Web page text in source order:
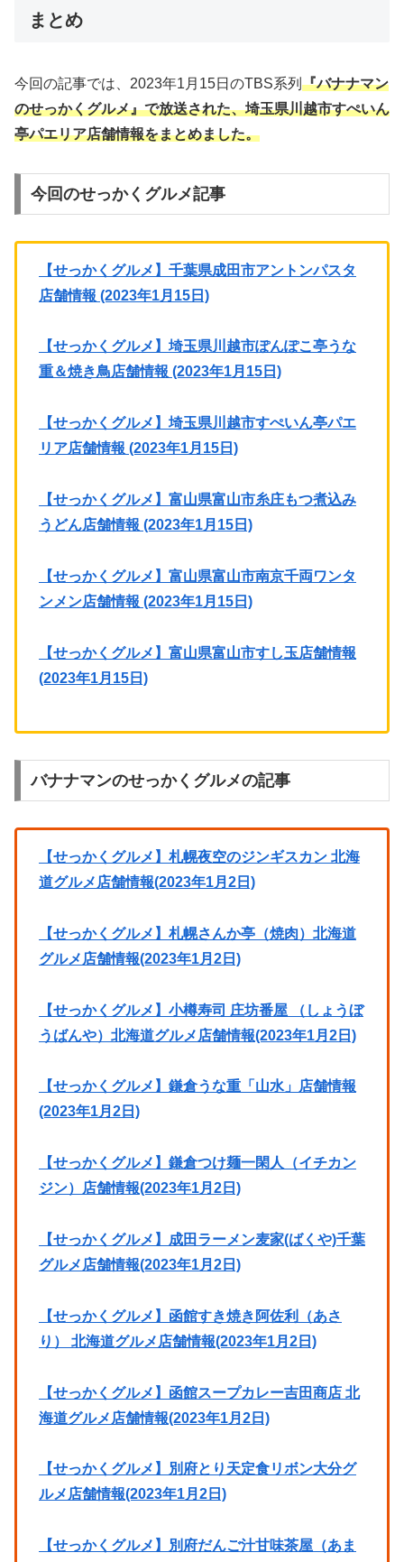
まとめ
今回の記事では、2023年1月15日のTBS系列 『バナナマン
のせっかくグルメ』で放送された、埼玉県川越市すぺいん
亭パエリア店舗情報をまとめました。
今回のせっかくグルメ記事
【せっかくグルメ】千葉県成田市アントンパスタ
店舗情報 (2023年1月15日)
【せっかくグルメ】埼玉県川越市ぽんぽこ亭うな
重＆焼き鳥店舗情報 (2023年1月15日)
【せっかくグルメ】埼玉県川越市すぺいん亭パエ
リア店舗情報 (2023年1月15日)
【せっかくグルメ】富山県富山市糸庄もつ煮込み
うどん店舗情報 (2023年1月15日)
【せっかくグルメ】富山県富山市南京千両ワンタ
ンメン店舗情報 (2023年1月15日)
【せっかくグルメ】富山県富山市すし玉店舗情報
(2023年1月15日)
バナナマンのせっかくグルメの記事
【せっかくグルメ】札幌夜空のジンギスカン 北海
道グルメ店舗情報(2023年1月2日)
【せっかくグルメ】札幌さんか亭（焼肉）北海道
グルメ店舗情報(2023年1月2日)
【せっかくグルメ】小樽寿司 庄坊番屋 （しょうぼ
うばんや）北海道グルメ店舗情報(2023年1月2日)
【せっかくグルメ】鎌倉うな重「山水」店舗情報
(2023年1月2日)
【せっかくグルメ】鎌倉つけ麺一閑人（イチカン
ジン）店舗情報(2023年1月2日)
【せっかくグルメ】成田ラーメン麦家(ばくや)千葉
グルメ店舗情報(2023年1月2日)
【せっかくグルメ】函館すき焼き阿佐利（あさ
り） 北海道グルメ店舗情報(2023年1月2日)
【せっかくグルメ】函館スープカレー吉田商店 北
海道グルメ店舗情報(2023年1月2日)
【せっかくグルメ】別府とり天定食リボン大分グ
ルメ店舗情報(2023年1月2日)
【せっかくグルメ】別府だんご汁甘味茶屋（あま